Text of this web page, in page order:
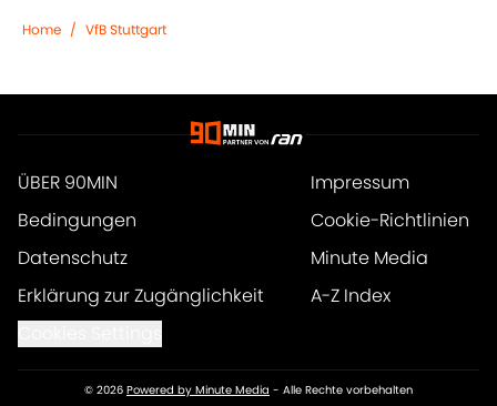
Home / VfB Stuttgart
ÜBER 90MIN
Impressum
Bedingungen
Cookie-Richtlinien
Datenschutz
Minute Media
Erklärung zur Zugänglichkeit
A-Z Index
© 2026 Powered by Minute Media - Alle Rechte vorbehalten